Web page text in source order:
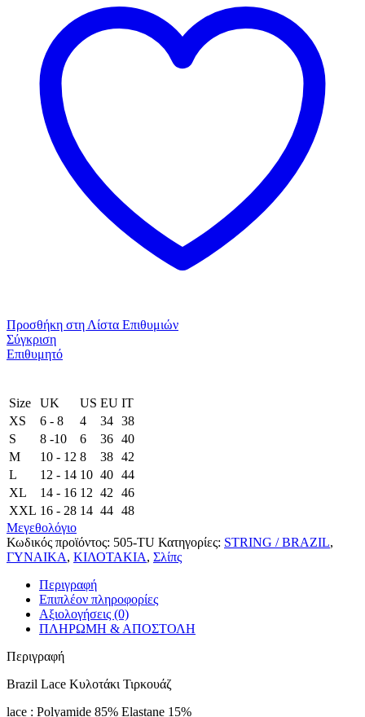
ποσότητα
Προσθήκη στη Λίστα Επιθυμιών
Σύγκριση
Επιθυμητό
Size UK US EU ΙΤ
XS
6 - 8 4 34 38
S
8 -10 6 36 40
M
10 - 12 8 38 42
L
12 - 14 10 40 44
XL
14 - 16 12 42
46
XXL 16 - 28 14 44 48
Μεγεθολόγιο
Κωδικός προϊόντος: 505-TU Κατηγορίες: STRING / BRAZIL,
ΓΥΝΑΙΚΑ, ΚΙΛΟΤΑΚΙΑ, Σλίπς
Περιγραφή
Επιπλέον πληροφορίες
Αξιολογήσεις (0)
ΠΛΗΡΩΜΗ & ΑΠΟΣΤΟΛΗ
Περιγραφή
Brazil Lace Κυλοτάκι Τιρκουάζ
lace : Polyamide 85% Elastane 15%